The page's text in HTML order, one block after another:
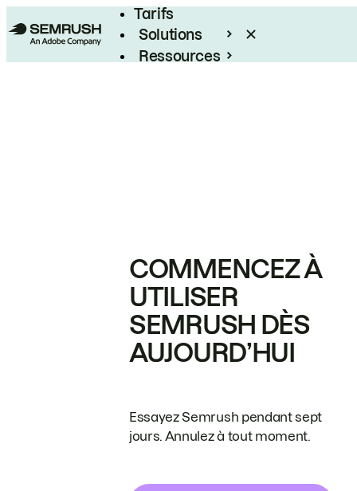
Tarifs
Solutions
Ressources
COMMENCEZ À
UTILISER
SEMRUSH DÈS
AUJOURD’HUI
Essayez Semrush pendant sept
jours. Annulez à tout moment.